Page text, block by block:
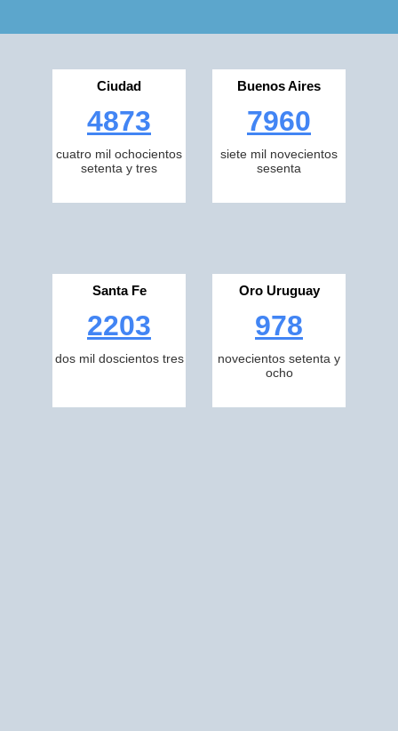
Ciudad
4873
cuatro mil ochocientos
setenta y tres
Buenos Aires
7960
siete mil novecientos
sesenta
Santa Fe
2203
dos mil doscientos tres
Oro Uruguay
978
novecientos setenta y
ocho